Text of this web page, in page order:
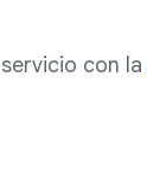
con la